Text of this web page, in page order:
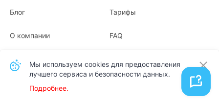
Блог Тарифы
О компании
Квитанции
FAQ
Мы используем cookies для предоставления
лучшего сервиса и безопасности данных.
Подробнее.